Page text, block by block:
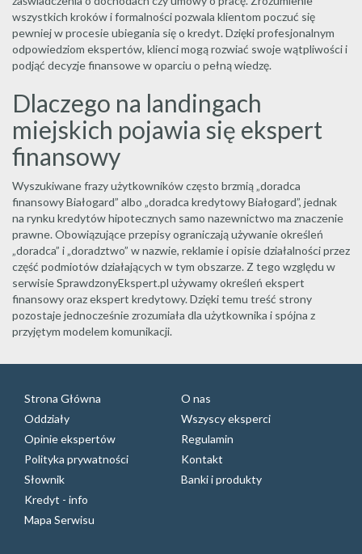
wszystkich kroków i formalności pozwala klientom poczuć się
pewniej w procesie ubiegania się o kredyt. Dzięki profesjonalnym
odpowiedziom ekspertów, klienci mogą rozwiać swoje wątpliwości i
podjąć decyzje finansowe w oparciu o pełną wiedzę.
Dlaczego na landingach
miejskich pojawia się ekspert
finansowy
Wyszukiwane frazy użytkowników często brzmią „doradca
finansowy Białogard” albo „doradca kredytowy Białogard”, jednak
na rynku kredytów hipotecznych samo nazewnictwo ma znaczenie
prawne. Obowiązujące przepisy ograniczają używanie określeń
„doradca” i „doradztwo” w nazwie, reklamie i opisie działalności przez
część podmiotów działających w tym obszarze. Z tego względu w
serwisie SprawdzonyEkspert.pl używamy określeń ekspert
finansowy oraz ekspert kredytowy. Dzięki temu treść strony
pozostaje jednocześnie zrozumiała dla użytkownika i spójna z
przyjętym modelem komunikacji.
Strona Główna
O nas
Oddziały
Wszyscy eksperci
Opinie ekspertów
Regulamin
Polityka prywatności
Kontakt
Słownik
Banki i produkty
Kredyt - info
Mapa Serwisu